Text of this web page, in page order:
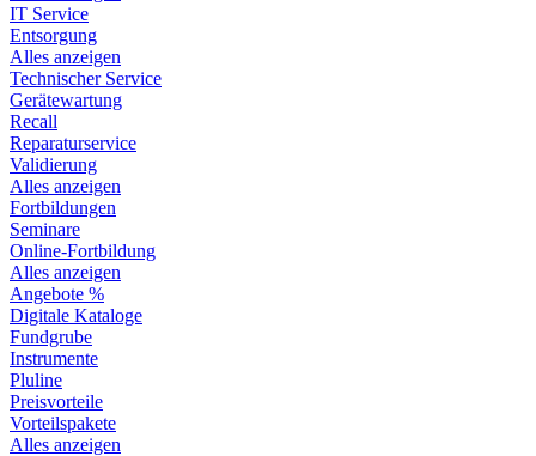
IT Service
Entsorgung
Alles anzeigen
Technischer Service
Gerätewartung
Recall
Reparaturservice
Validierung
Alles anzeigen
Fortbildungen
Seminare
Online-Fortbildung
Alles anzeigen
Angebote %
Digitale Kataloge
Fundgrube
Instrumente
Pluline
Preisvorteile
Vorteilspakete
Alles anzeigen